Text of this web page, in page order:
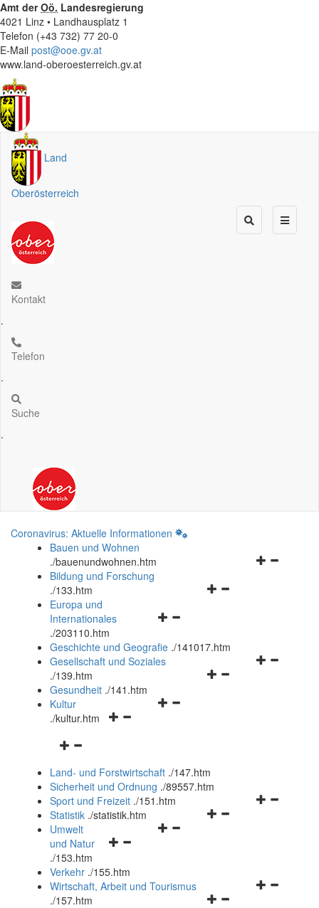
Amt derOö. Landesregierung
4021 Linz • Landhausplatz 1
Telefon (+43 732) 77 20-0
E-Mail post@ooe.gv.at
www.land-oberoesterreich.gv.at
Land
Oberösterreich
Kontakt
.
Telefon
.
Suche
.
Coronavirus: Aktuelle Informationen
Bauen und Wohnen
./bauenundwohnen.htm
Navigationsmenü
Bildung und Forschung
./133.htm
Navigationsmenü
und
schließen
Europa und
Internationales
./203110.htm
Geschichte und Geografie ./141017.htm
Navigationsmenü
Gesellschaft und Soziales
./139.htm
Navigationsmenü
Gesundheit ./141.htm
Navigationsmenü
Kultur
./kultur.htm
Navigationsmenü
und
schließen
Land- und Forstwirtschaft ./147.htm
Sicherheit und Ordnung ./89557.htm
Navigationsmenü
Sport und Freizeit ./151.htm
Navigationsmenü
Statistik ./statistik.htm
Navigationsmenü
und
schließen
Umwelt
und Natur
./153.htm
Verkehr ./155.htm
Navigationsmenü
Wirtschaft, Arbeit und Tourismus
./157.htm